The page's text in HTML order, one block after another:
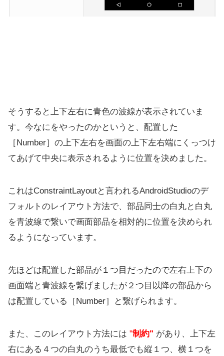
そうすると上下左右に青色の波線が表示されていま
す。今なにをやったのかというと、配置した
［Number］の上下左右を画面の上下左右端にくっつけ
てあげて中央に表示されるように位置を決めました。
これはConstraintLayoutと言われるAndroidStudioのデ
フォルトのレイアウト方法で、部品同士の白丸と白丸
を青波線で繋いで画面部品を相対的に位置を決められ
るようになっています。
先ほどは配置した部品が１つ目だったので左右上下の
画面端と青波線を繋げましたが２つ目以降の部品から
は配置している［Number］と繋げられます。
また、このレイアウト方法には "制約" があり、上下左
右にある４つの白丸のうち最低でも縦１つ、横１つを